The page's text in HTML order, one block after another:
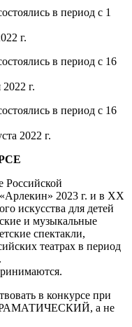
в период с 1
г.
в период с 16
г.
в период с 16
2022 г.
Российской
2023 г. и в XX
искусства для детей
и музыкальные
спектакли,
театрах в период
в конкурсе при
ДРАМАТИЧЕСКИЙ, а не